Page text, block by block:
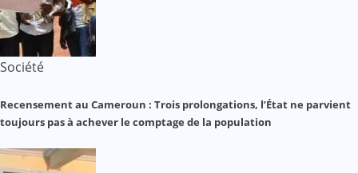
Société
Recensement au Cameroun : Trois prolongations, l’État ne parvient
toujours pas à achever le comptage de la population